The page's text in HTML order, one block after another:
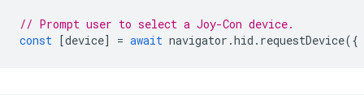
// Prompt user to select a Joy-Con device.
const [device] = await navigator .hid . requestDevice({